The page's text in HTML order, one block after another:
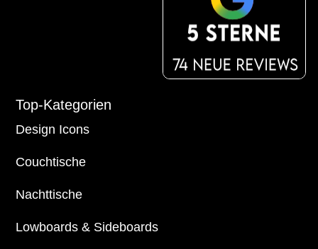
Top-Kategorien
Design Icons
Couchtische
Nachttische
Lowboards & Sideboards